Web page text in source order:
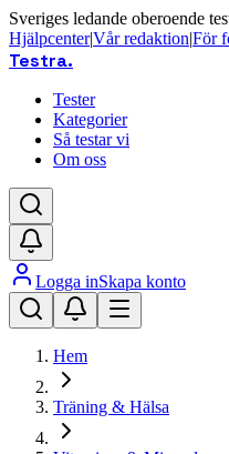
Sveriges ledande oberoende
Hjälpcenter|Vår redaktion|För
Testra.
Tester
Kategorier
Så testar vi
Om oss
Logga inSkapa konto
Hem
Träning & Hälsa